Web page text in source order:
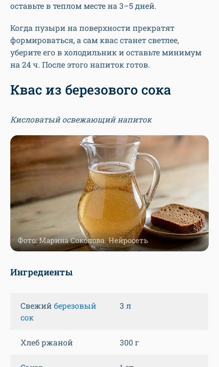
оставьте в теплом месте на 3–5 дней.
Когда пузыри на поверхности прекратят
формироваться, а сам квас станет светлее,
уберите его в холодильник и оставьте минимум
на 24 ч. После этого напиток готов.
Квас из березового сока
Кисловатый освежающий напиток
Фото: Марина Соколова. Нейросеть
Ингредиенты
Свежийберезовый
сок
3 л
Хлеб ржаной 300 г